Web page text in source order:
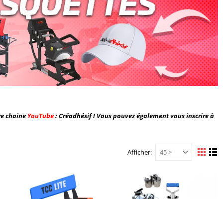
chaine YouTube: Créadhésif ! Vous pouvez également vous inscrire à
Afficher
Afficher
Grille